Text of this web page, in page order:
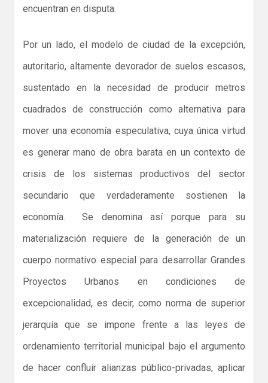
encuentran en disputa.
Por un lado, el modelo de ciudad de la excepción,
autoritario, altamente devorador de suelos escasos,
sustentado en la necesidad de producir metros
cuadrados de construcción como alternativa para
mover una economía especulativa, cuya única virtud
es generar mano de obra barata en un contexto de
crisis de los sistemas productivos del sector
secundario que verdaderamente sostienen la
economía. Se denomina así porque para su
materialización requiere de la generación de un
cuerpo normativo especial para desarrollar Grandes
Proyectos Urbanos en condiciones de
excepcionalidad, es decir, como norma de superior
jerarquía que se impone frente a las leyes de
ordenamiento territorial municipal bajo el argumento
de hacer confluir alianzas público-privadas, aplicar